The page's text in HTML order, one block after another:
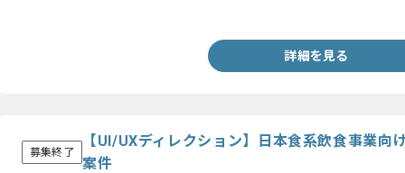
詳細を見る
募集終了
【UI/UXディレクション】日本食系飲食事業向
案件